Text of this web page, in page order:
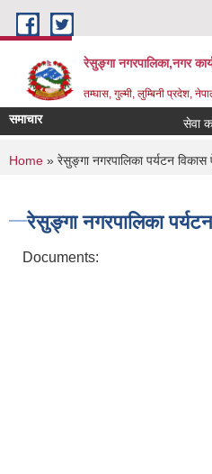
Skip to main content
रेसुङ्गा नगरपालिका,नगर
तम्घास, गुल्मी, लुम्बिनी प्रदेश,
समाचार सेवा
You are here
Home » रेसुङ्गा नगरपालिका पर्यटन
रेसुङ्गा नगरपालिका
Documents: